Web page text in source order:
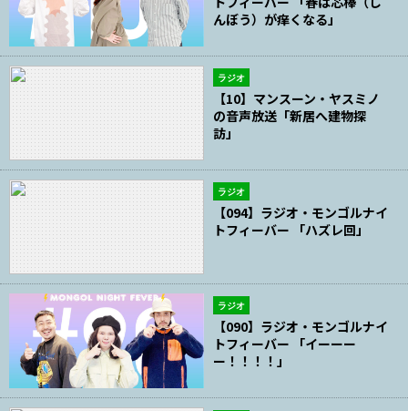
んぼう）が痒くなる」
ラジオ
【10】マンスーン・ヤスミノ
の音声放送「新居へ建物探
訪」
ラジオ
【094】ラジオ・モンゴルナイ
トフィーバー 「ハズレ回」
ラジオ
【090】ラジオ・モンゴルナイ
トフィーバー 「イーーー
ー！！！！」